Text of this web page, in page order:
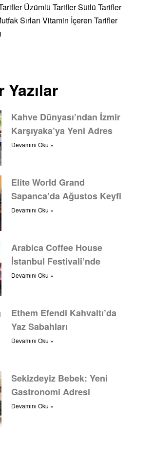
Üzümlü TariflerSütlü Tarifler
Sırları Vitamin İçeren Tarifler
Kahve Dünyası’ndan İzmir
Karşıyaka’ya Yeni Adres
Devamını Oku »
Elite World Grand
Sapanca’da Ağustos Keyfi
Devamını Oku »
Arabica Coffee House
İstanbul Festivali’nde
Devamını Oku »
Ethem Efendi Kahvaltı’da
Yaz Sabahları
Devamını Oku »
Sekizdeyiz Bebek: Yeni
Gastronomi Adresi
Devamını Oku »